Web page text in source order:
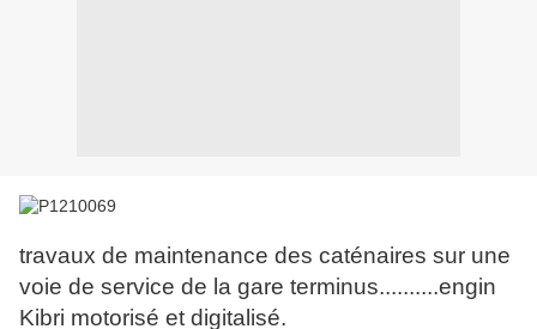
travaux de maintenance des caténaires sur une
voie de service de la gare terminus..........engin
Kibri motorisé et digitalisé.